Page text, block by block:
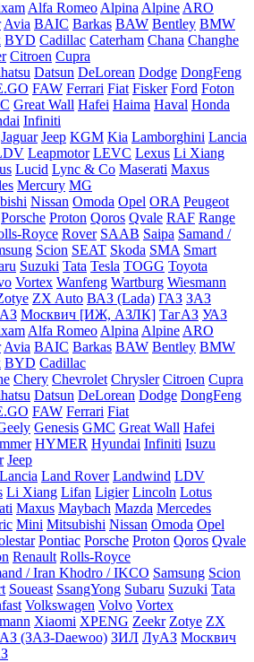
Alfa Romeo Alpina Alpine ARO
Avia BAIC Barkas BAW Bentley BMW
BYD Cadillac Caterham Chana Changhe
Citroen Cupra
Datsun DeLorean Dodge DongFeng
FAW Ferrari Fiat Fisker Ford Foton
Great Wall Hafei Haima Haval Honda
Infiniti
Jaguar Jeep KGM Kia Lamborghini Lancia
Leapmotor LEVC Lexus Li Xiang
Lucid Lync & Co Maserati Maxus
Mercury MG
Nissan Omoda Opel ORA Peugeot
Porsche Proton Qoros Qvale RAF Range
Royce Rover SAAB Saipa Samand /
Scion SEAT Skoda SMA Smart
Suzuki Tata Tesla TOGG Toyota
Vortex Wanfeng Wartburg Wiesmann
ZX Auto ВАЗ (Lada) ГАЗ ЗАЗ
Москвич [ИЖ, АЗЛК] ТагАЗ УАЗ
Alfa Romeo Alpina Alpine ARO
Avia BAIC Barkas BAW Bentley BMW
BYD Cadillac
Chery Chevrolet Chrysler Citroen Cupra
Datsun DeLorean Dodge DongFeng
FAW Ferrari Fiat
Genesis GMC Great Wall Hafei
HYMER Hyundai Infiniti Isuzu
Jeep
Lancia Land Rover Landwind LDV
Li Xiang Lifan Ligier Lincoln Lotus
Maxus Maybach Mazda Mercedes
Mini Mitsubishi Nissan Omoda Opel
Pontiac Porsche Proton Qoros Qvale
Renault Rolls-Royce
/ Iran Khodro / IKCO Samsung Scion
Soueast SsangYong Subaru Suzuki Tata
Volkswagen Volvo Vortex
Xiaomi XPENG Zeekr Zotye ZX
(ЗАЗ-Daewoo) ЗИЛ ЛуАЗ Москвич